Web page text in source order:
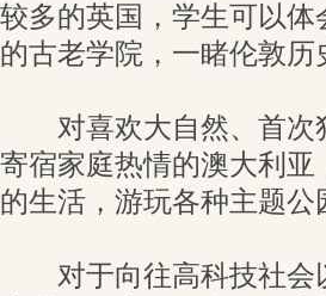
较多的英国，学生可以
的古老学院，一睹伦敦
对喜欢大自然、首次
寄宿家庭热情的澳大利
的生活，游玩各种主题公
对于向往高科技社会